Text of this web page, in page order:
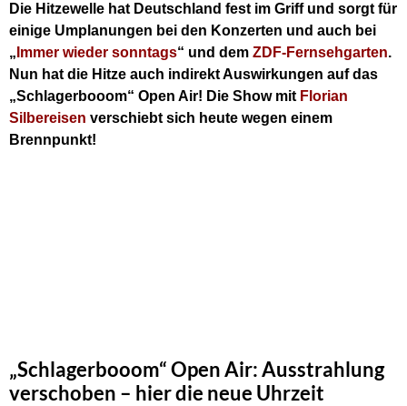
Die Hitzewelle hat Deutschland fest im Griff und sorgt für
einige Umplanungen bei den Konzerten und auch bei
„ Immer wieder sonntags“ und dem ZDF-Fernsehgarten.
Nun hat die Hitze auch indirekt Auswirkungen auf das
„Schlagerbooom“ Open Air! Die Show mit Florian
Silbereisen verschiebt sich heute wegen einem
Brennpunkt!
„Schlagerbooom“ Open Air: Ausstrahlung
verschoben – hier die neue Uhrzeit